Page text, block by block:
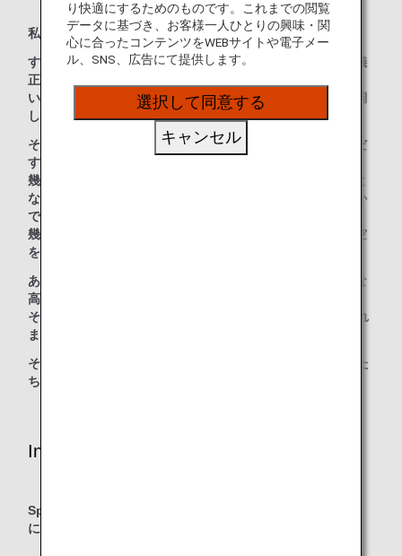
私たちは、いつも、「日本の心」を大切にしてきました。
すべてのお客さまに対して、誠実であり、謙虚であり、礼儀
正しくあること。
いかなる場合においても、丁寧な作業を心がけ、互いに協調
し、安全で正確な運航を確実なものにすること。
それだけではなく、私たちの中には、「新しい日本を創りだ
す」気概も、脈々と受け継がれています。
幾度となく立ちはだかる困難や制約にも、決して屈すること
なく、自分たちの手で、新しい空を開拓してきたのは、ほか
でもない、私たちANAです。
幾多の挑戦と試行錯誤を繰り返しながら、自由で魅力的な空
をつくりあげてきました。
あたたかさ、細やかな心遣い、そして、ワクワクするような
高揚感まで感じてもらいたい。
そして、ANAの空の旅でしか体験することのできない、これ
までにない感動を、世界中の人たちに届けていきたい。
それが、“Inspiration of JAPAN“という言葉に込めた、私た
ちの想いです。
Inspiration of JAPANに込めた思い
Sparkling / Caring / Japan Qualityの3つの顧客体験の先
に、「Inspiration of Japan」というブランドが生まれる
り快適にするためのものです。これまでの閲覧
データに基づき、お客様一人ひとりの興味・関
心に合ったコンテンツをWEBサイトや電子メー
ル、SNS、広告にて提供します。
選択して同意する
キャンセル